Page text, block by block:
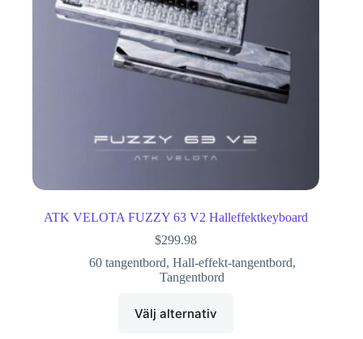
ATK VELOTA FUZZY 63 V2 Halleffektkeyboard
$299.98
60 tangentbord, Hall-effekt-tangentbord,
Tangentbord
Välj alternativ